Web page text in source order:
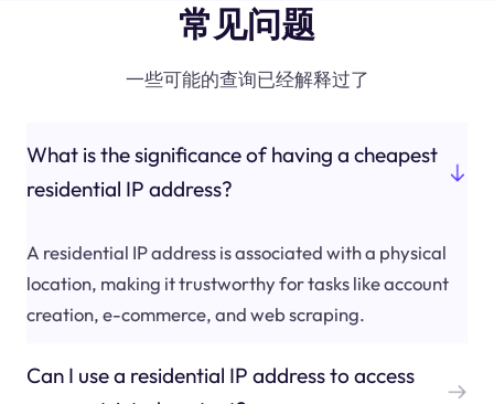
常见问题
一些可能的查询已经解释过了
What is the significance of having a cheapest
residential IP address?
A residential IP address is associated with a physical
location, making it trustworthy for tasks like account
creation, e-commerce, and web scraping.
Can I use a residential IP address to access